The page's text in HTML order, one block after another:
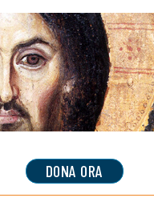
DONA ORA